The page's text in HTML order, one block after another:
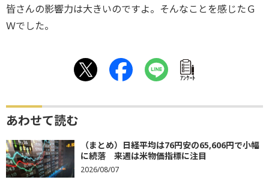
皆さんの影響力は大きいのですよ。そんなことを感じたＧ
Ｗでした。
ｱﾝｹｰﾄ
あわせて読む
（まとめ）日経平均は76円安の65,606円で小幅
に続落 来週は米物価指標に注目
2026/08/07